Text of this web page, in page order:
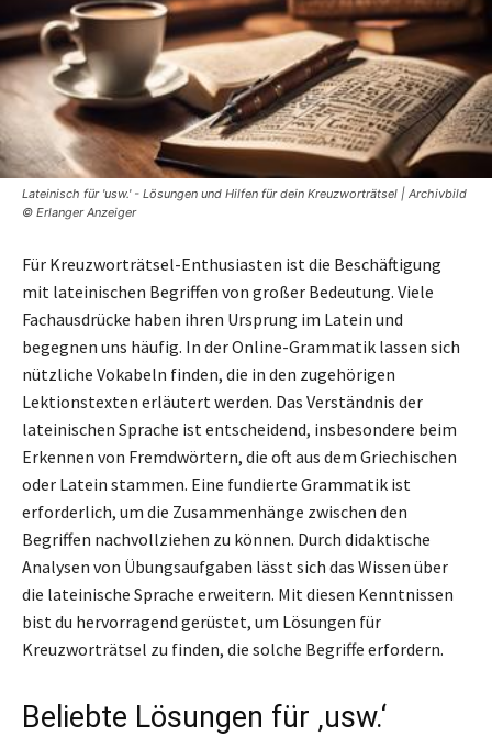
Lateinisch für 'usw.' - Lösungen und Hilfen für dein Kreuzworträtsel | Archivbild
© Erlanger Anzeiger
Für Kreuzworträtsel-Enthusiasten ist die Beschäftigung
mit lateinischen Begriffen von großer Bedeutung. Viele
Fachausdrücke haben ihren Ursprung im Latein und
begegnen uns häufig. In der Online-Grammatik lassen sich
nützliche Vokabeln finden, die in den zugehörigen
Lektionstexten erläutert werden. Das Verständnis der
lateinischen Sprache ist entscheidend, insbesondere beim
Erkennen von Fremdwörtern, die oft aus dem Griechischen
oder Latein stammen. Eine fundierte Grammatik ist
erforderlich, um die Zusammenhänge zwischen den
Begriffen nachvollziehen zu können. Durch didaktische
Analysen von Übungsaufgaben lässt sich das Wissen über
die lateinische Sprache erweitern. Mit diesen Kenntnissen
bist du hervorragend gerüstet, um Lösungen für
Kreuzworträtsel zu finden, die solche Begriffe erfordern.
Beliebte Lösungen für ‚usw.‘